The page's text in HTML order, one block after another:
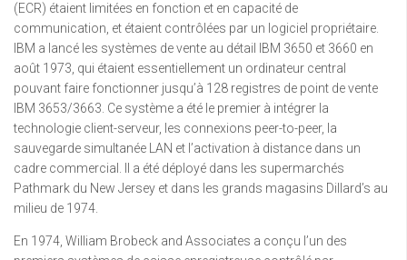
(ECR) étaient limitées en fonction et en capacité de
communication, et étaient contrôlées par un logiciel propriétaire.
IBM a lancé les systèmes de vente au détail IBM 3650 et 3660 en
août 1973, qui étaient essentiellement un ordinateur central
pouvant faire fonctionner jusqu’à 128 registres de point de vente
IBM 3653/3663. Ce système a été le premier à intégrer la
technologie client-serveur, les connexions peer-to-peer, la
sauvegarde simultanée LAN et l’activation à distance dans un
cadre commercial. Il a été déployé dans les supermarchés
Pathmark du New Jersey et dans les grands magasins Dillard’s au
milieu de 1974.
En 1974, William Brobeck and Associates a conçu l’un des